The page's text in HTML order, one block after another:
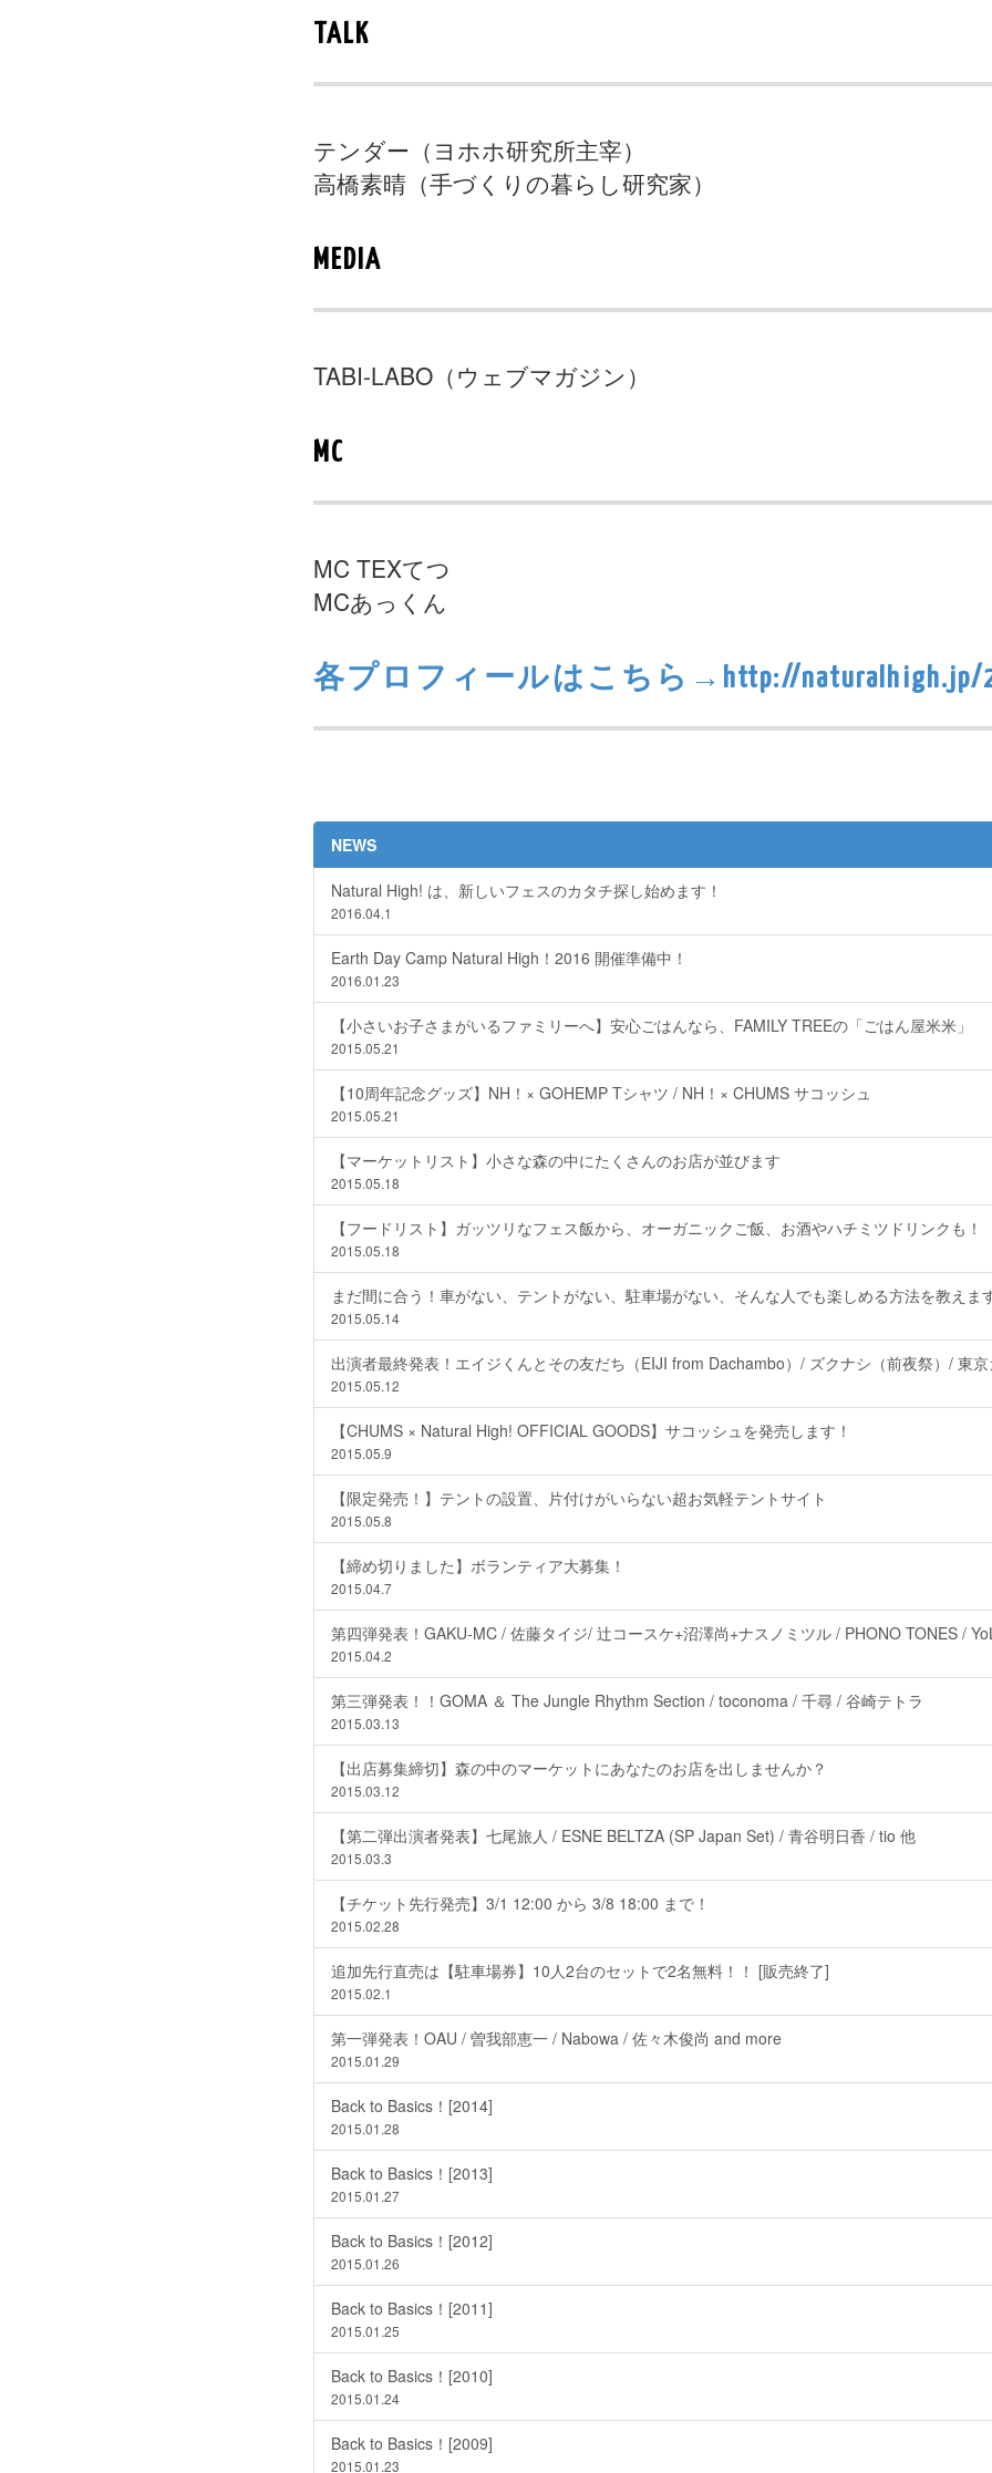
TALK
テンダー（ヨホホ研究所主宰）
高橋素晴（手づくりの暮らし研究家）
MEDIA
TABI-LABO（ウェブマガジン）
MC
MC TEXてつ
MCあっくん
各プロフィールはこちら→http://naturalhigh.jp/
NEWS
Natural High! は、新しいフェスのカタチ探し始めます！
2016.04.1
Earth Day Camp Natural High！2016 開催準備中！
2016.01.23
【小さいお子さまがいるファミリーへ】安心ごはんなら、FAMILY TREEの「ごはん屋米米」
2015.05.21
【10周年記念グッズ】NH！× GOHEMP Tシャツ / NH！× CHUMS サコッシュ
2015.05.21
【マーケットリスト】小さな森の中にたくさんのお店が並びます
2015.05.18
【フードリスト】ガッツリなフェス飯から、オーガニックご飯、お酒やハチミツドリンクも！
2015.05.18
まだ間に合う！車がない、テントがない、駐車場がない、そんな人でも楽しめる方法を教えま
2015.05.14
出演者最終発表！エイジくんとその友だち（EIJI from Dachambo）/ ズクナシ（前夜祭）/ 東
2015.05.12
【CHUMS × Natural High! OFFICIAL GOODS】サコッシュを発売します！
2015.05.9
【限定発売！】テントの設置、片付けがいらない超お気軽テントサイト
2015.05.8
【締め切りました】ボランティア大募集！
2015.04.7
第四弾発表！GAKU-MC / 佐藤タイジ/ 辻コースケ+沼澤尚+ナスノミツル / PHONO TONES /
2015.04.2
第三弾発表！！GOMA ＆ The Jungle Rhythm Section / toconoma / 千尋 / 谷崎テトラ
2015.03.13
【出店募集締切】森の中のマーケットにあなたのお店を出しませんか？
2015.03.12
【第二弾出演者発表】七尾旅人 / ESNE BELTZA (SP Japan Set) / 青谷明日香 / tio 他
2015.03.3
【チケット先行発売】3/1 12:00 から 3/8 18:00 まで！
2015.02.28
追加先行直売は【駐車場券】10人2台のセットで2名無料！！ [販売終了]
2015.02.1
第一弾発表！OAU / 曽我部恵一 / Nabowa / 佐々木俊尚 and more
2015.01.29
Back to Basics！[2014]
2015.01.28
Back to Basics！[2013]
2015.01.27
Back to Basics！[2012]
2015.01.26
Back to Basics！[2011]
2015.01.25
Back to Basics！[2010]
2015.01.24
Back to Basics！[2009]
2015.01.23